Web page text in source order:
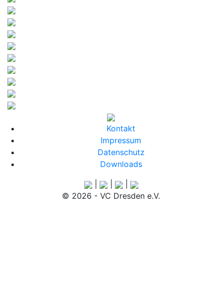
Kontakt
Impressum
Datenschutz
Downloads
|
|
|
© 2026 - VC Dresden e.V.